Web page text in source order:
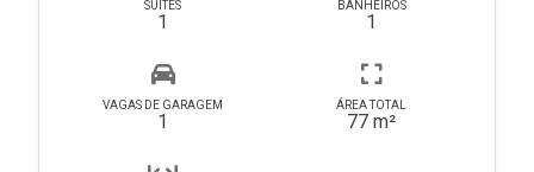
SUÍTES
1
BANHEIROS
1
VAGAS DE GARAGEM
1
ÁREA TOTAL
77 m²